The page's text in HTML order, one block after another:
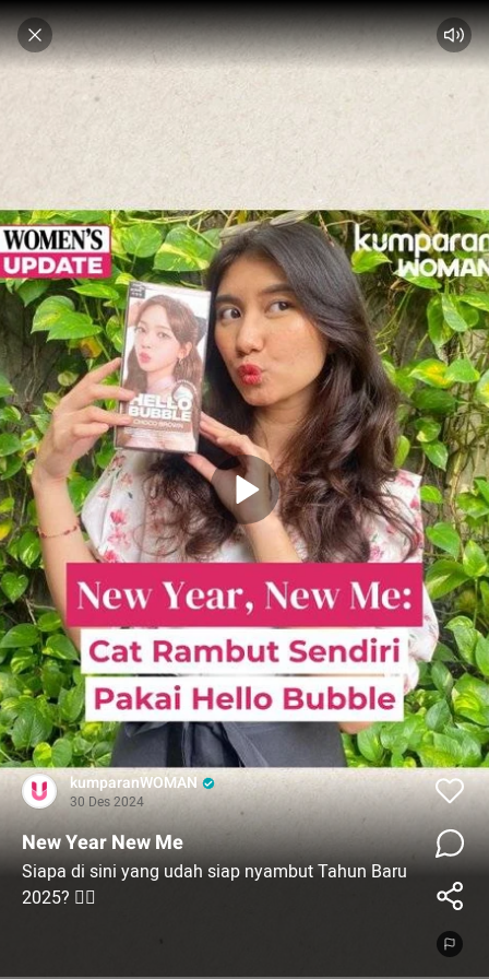
kumparanWOMAN
30 Des 2024
New Year New Me
Siapa di sini yang udah siap nyambut Tahun Baru
2025? 🙋‍♀️